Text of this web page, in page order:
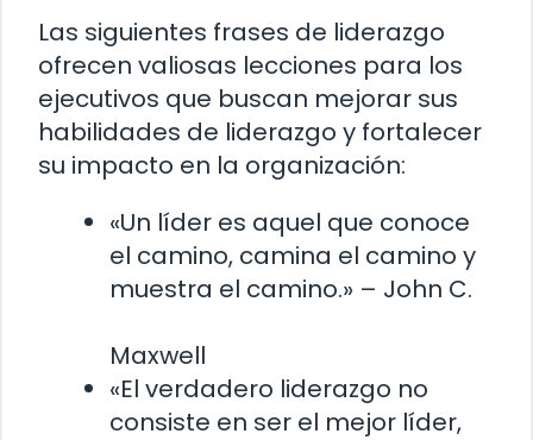
Las siguientes frases de liderazgo
ofrecen valiosas lecciones para los
ejecutivos que buscan mejorar sus
habilidades de liderazgo y fortalecer
su impacto en la organización:
«Un líder es aquel que conoce
el camino, camina el camino y
muestra el camino.» – John C.
Maxwell
«El verdadero liderazgo no
consiste en ser el mejor líder,